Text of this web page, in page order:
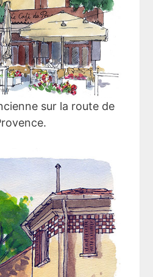
sur la route de